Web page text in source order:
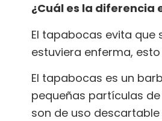
¿Cuál es la
El tapabocas evita que
estuviera enferma,
El tapabocas es un
pequeñas partículas
son de uso